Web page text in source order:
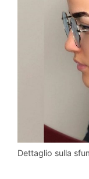
Dettaglio sulla